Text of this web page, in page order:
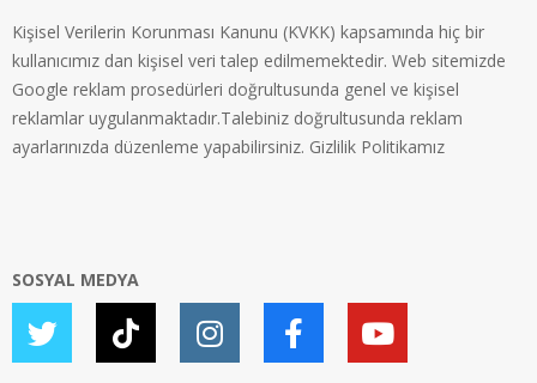
Kişisel Verilerin Korunması Kanunu (KVKK) kapsamında hiç bir
kullanıcımız dan kişisel veri talep edilmemektedir. Web sitemizde
Google reklam prosedürleri doğrultusunda genel ve kişisel
reklamlar uygulanmaktadır.Talebiniz doğrultusunda reklam
ayarlarınızda düzenleme yapabilirsiniz. Gizlilik Politikamız
SOSYAL MEDYA